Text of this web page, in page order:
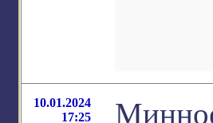
10.01.2024
17:25